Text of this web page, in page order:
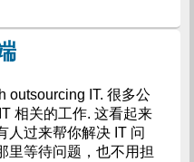
outsourcing IT. 很多公
相关的工作. 这看起来
人过来帮你解决 IT 问
里等待问题，也不用担